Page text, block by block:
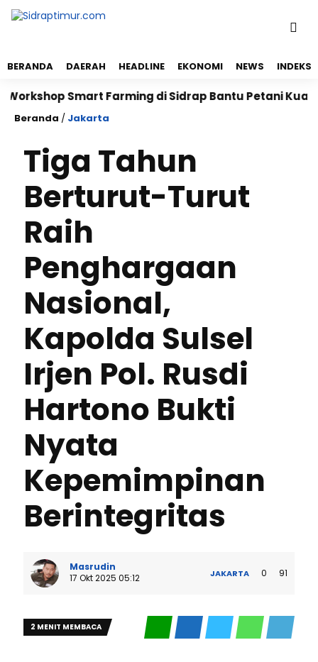
BERANDA DAERAH HEADLINE EKONOMI NEWS INDEKS
Smart Farming di Sidrap Bantu Petani Kuasai
Beranda / Jakarta
Tiga Tahun
Berturut-Turut
Raih
Penghargaan
Nasional,
Kapolda Sulsel
Irjen Pol. Rusdi
Hartono Bukti
Nyata
Kepemimpinan
Berintegritas
Masrudin
17 Okt 2025 05:12
JAKARTA 0 91
2 MENIT MEMBACA